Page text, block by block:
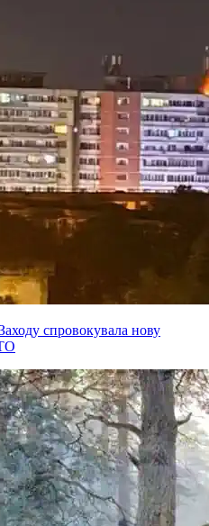
спровокувала нову